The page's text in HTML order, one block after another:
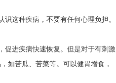
这种疾病，不要有任何心理负担。
促进疾病快速恢复。但是对于有刺激
如苦瓜、苦菜等。可以健胃增食，